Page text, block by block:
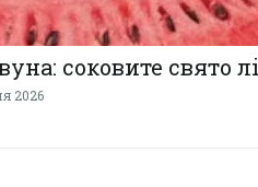
соковите свято
2026